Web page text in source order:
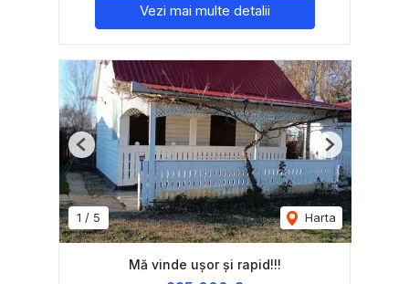
Vezi mai multe detalii
1 / 5 Harta
Previous Next
Mă vinde ușor și rapid!!!